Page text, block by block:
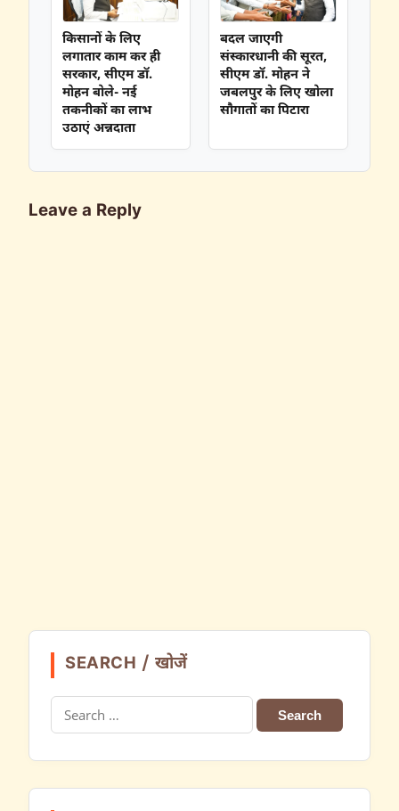
किसानों के लिए
लगातार काम कर ही
सरकार, सीएम डॉ.
मोहन बोले- नई
तकनीकों का लाभ
उठाएं अन्नदाता
बदल जाएगी
संस्कारधानी की सूरत,
सीएम डॉ. मोहन ने
जबलपुर के लिए खोला
सौगातों का पिटारा
Leave a Reply
SEARCH / खोजें
for: